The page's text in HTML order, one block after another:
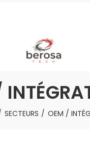
SECTEURS OEM /